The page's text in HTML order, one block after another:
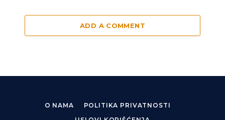
ADD A COMMENT
O NAMA
POLITIKA PRIVATNOSTI